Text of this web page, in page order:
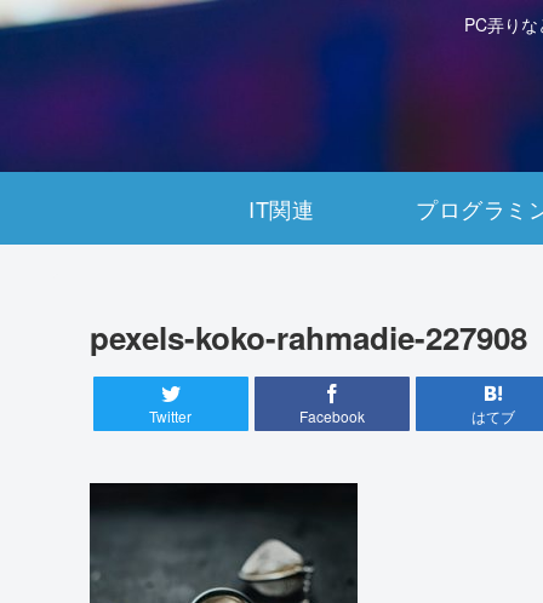
PC弄り
IT関連 プログラミ
pexels-koko-rahmadie-227908
Twitter Facebook はてブ